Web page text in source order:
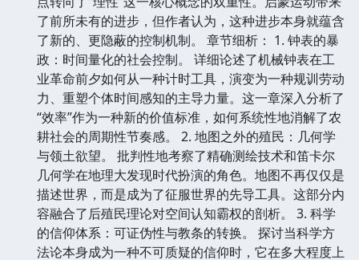
了前所未有的进步，但作者认为，这种进步本身就蕴含
了新的、更隐蔽的控制机制。 章节细析： 1. 钟表的暴
政：时间量化的社会控制。 详细论述了机械钟表在工
业革命前夕如何从一种计时工具，演变为一种规训劳动
力、重塑个体时间感知的主导力量。这一章深入分析了
“效率”作为一种新的价值标准，如何系统性地消解了农
耕社会的周期性节奏感。 2. 地图之外的殖民：几何学
与领土欲望。 批判性地考察了精确测绘技术和笛卡尔
几何学在地理大发现时代扮演的角色。地图不再仅仅是
描述世界，而是成为了征服世界的先导工具。这部分内
容融合了后殖民理论对空间认知霸权的剖析。 3. 科学
的信仰体系：可证伪性与教条的转换。 探讨当科学方
法论本身成为一种不可质疑的信仰时，它在多大程度上